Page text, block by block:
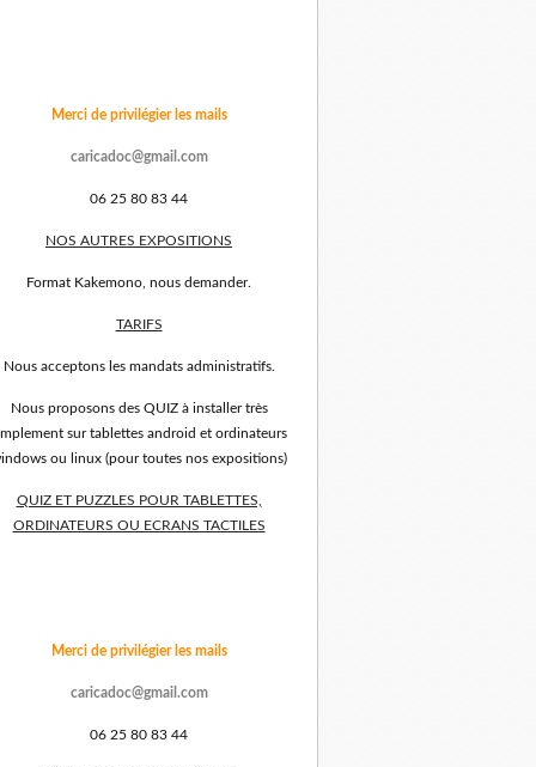
Merci de privilégier les mails
caricadoc@gmail.com
06 25 80 83 44
NOS AUTRES EXPOSITIONS
Format Kakemono, nous demander.
TARIFS
Nous acceptons les mandats administratifs.
Nous proposons des QUIZ à installer très
sur tablettes android et ordinateurs
ou linux (pour toutes nos expositions)
QUIZ ET PUZZLES POUR TABLETTES,
ORDINATEURS OU ECRANS TACTILES
Merci de privilégier les mails
caricadoc@gmail.com
06 25 80 83 44